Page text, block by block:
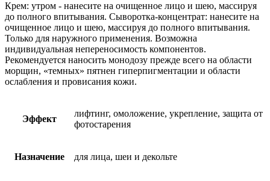
Крем: утром - нанесите на очищенное лицо и шею, массируя
до полного впитывания. Сыворотка-концентрат: нанесите на
очищенное лицо и шею, массируя до полного впитывания.
Только для наружного применения. Возможна
индивидуальная непереносимость компонентов.
Рекомендуется наносить монодозу прежде всего на области
морщин, «темных» пятнен гиперпигментации и области
ослабления и провисания кожи.
Эффект
лифтинг, омоложение, укрепление, защита от
фотостарения
Назначение для лица, шеи и декольте